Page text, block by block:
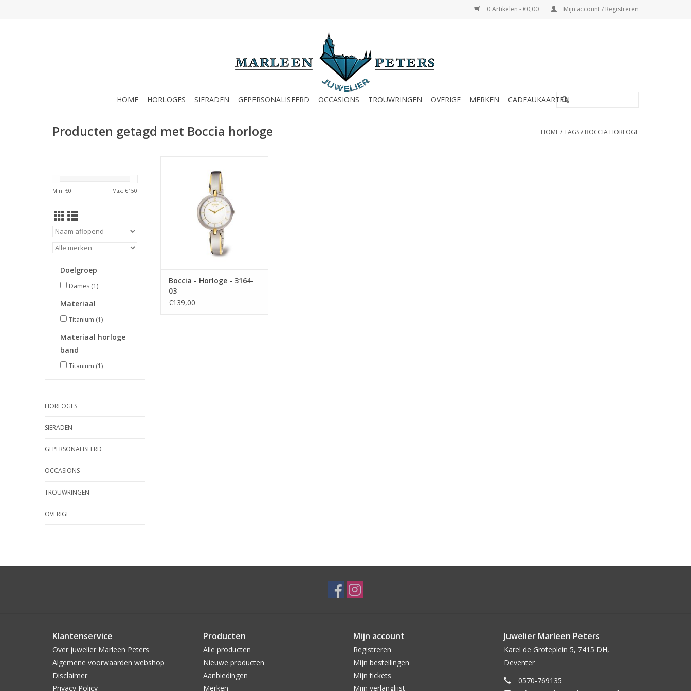
0 Artikelen - €0,00 Mijn account / Registreren
HOME HORLOGES SIERADEN GEPERSONALISEERD OCCASIONS TROUWRINGEN OVERIGE MERKEN CADEAUKAARTEN
Producten getagd met Boccia horloge HOME/TAGS/ BOCCIA HORLOGE
Min: €0 Max: €150
Doelgroep
Dames (1)
Materiaal
Titanium (1)
Materiaal horloge
band
Titanium (1)
HORLOGES
SIERADEN
GEPERSONALISEERD
OCCASIONS
TROUWRINGEN
OVERIGE
03
TOEVOEGEN AAN WINKELWAGEN
Boccia - Horloge - 3164-
03
€139,00
Klantenservice
Over juwelier Marleen Peters
Algemene voorwaarden webshop
Disclaimer
Privacy Policy
Producten
Alle producten
Nieuwe producten
Aanbiedingen
Merken
Mijn account
Registreren
Mijn bestellingen
Mijn tickets
Mijn verlanglijst
Juwelier Marleen Peters
Karel de Groteplein 5, 7415 DH,
Deventer
0570-769135